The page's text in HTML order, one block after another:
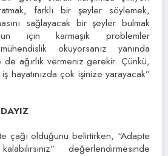
farklı bir şeyler söylemek,
sağlayacak bir şeyler bulmak
için karmaşık problemler
okuyorsanız yanında
ağırlık vermeniz gerekir. Çünkü,
hayatınızda çok işinize yarayacak”
çağı olduğunu belirtirken, “Adapte
değerlendirmesinde